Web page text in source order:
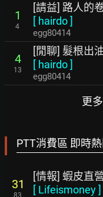
1
4
[請益] 路人的
[ hairdo]
egg80414
4
13
[閒聊] 髮根出
[ hairdo]
egg80414
更
PTT消費區 即時
31
83
[情報] 蝦皮直
[ Lifeismoney]